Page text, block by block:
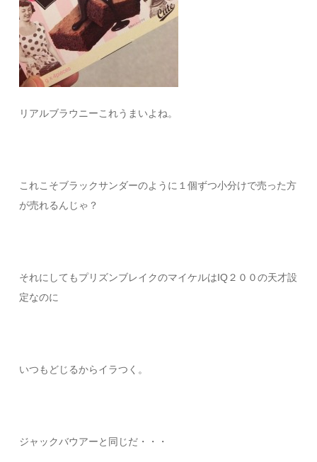
リアルブラウニーこれうまいよね。
これこそブラックサンダーのように１個ずつ小分けで売った方
が売れるんじゃ？
それにしてもプリズンブレイクのマイケルはIQ２００の天才設
定なのに
いつもどじるからイラつく。
ジャックバウアーと同じだ・・・